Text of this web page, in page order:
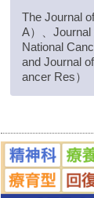
The Journal
A）、
National
and Journal
ancer Res）